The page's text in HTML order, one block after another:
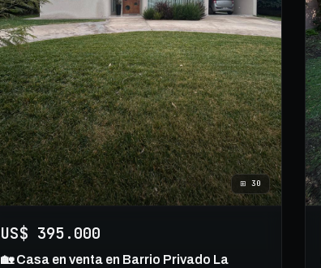
⊞ 30
US$ 395.000
🏡 Casa en venta en Barrio Privado La